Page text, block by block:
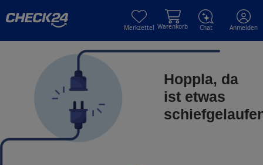
Merkzettel Warenkorb Chat Anmelden
Hoppla, da
ist etwas